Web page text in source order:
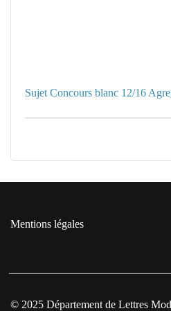
Sujet Concours blanc 12/16
Mentions légales
© 2025 Département de Lettres